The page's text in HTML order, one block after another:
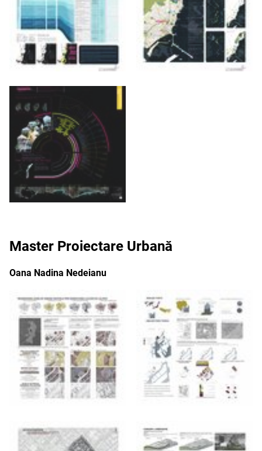
Master Proiectare Urbană
Oana Nadina Nedeianu